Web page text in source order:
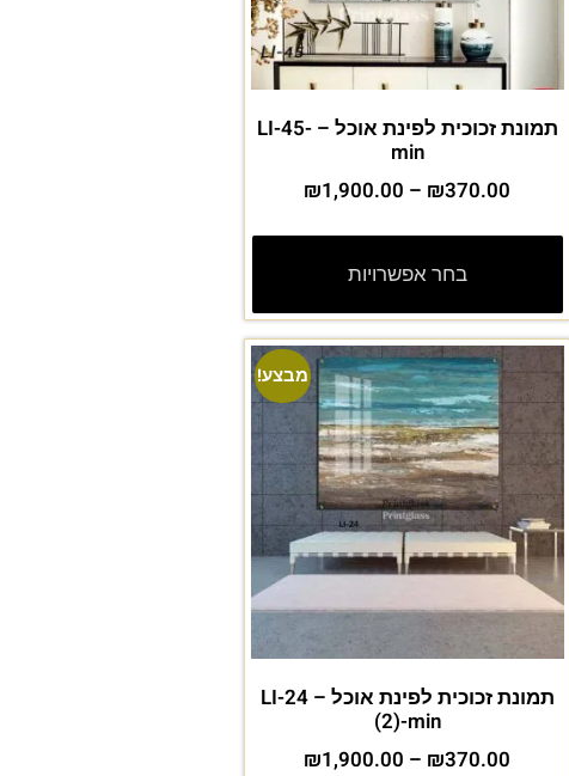
תמונת זכוכית לפינת אוכל – LI-45-
min
₪370.00
–
₪1,900.00
בחר אפשרויות
מבצע!
תמונת זכוכית לפינת אוכל – LI-24
(2)-min
₪370.00
–
₪1,900.00